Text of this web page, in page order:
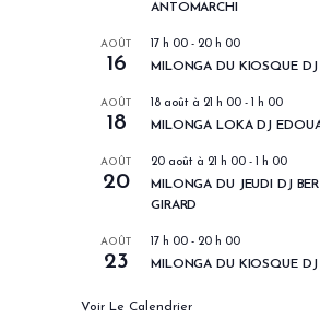
ANTOMARCHI
AOÛT
16
17 h 00 - 20 h 00
MILONGA DU KIOSQUE DJ
AOÛT
18
18 août à 21 h 00 - 1 h 00
MILONGA LOKA DJ
AOÛT
20
20 août à 21 h 00 - 1 h 00
MILONGA DU JEUDI DJ
GIRARD
AOÛT
23
17 h 00 - 20 h 00
MILONGA DU KIOSQUE DJ
Voir Le Calendrier